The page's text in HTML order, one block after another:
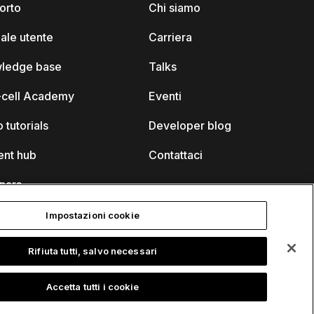
utente
base
Academy
tutorials
hub
Chi siamo
Carriera
Talks
Eventi
Developer blog
Contattaci
Impostazioni cookie
Rifiuta tutti, salvo necessari
Accetta tutti i cookie